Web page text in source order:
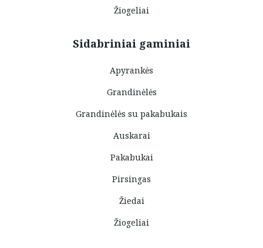
Žiogeliai
Sidabriniai gaminiai
Apyrankės
Grandinėlės
Grandinėlės su pakabukais
Auskarai
Pakabukai
Pirsingas
Žiedai
Žiogeliai